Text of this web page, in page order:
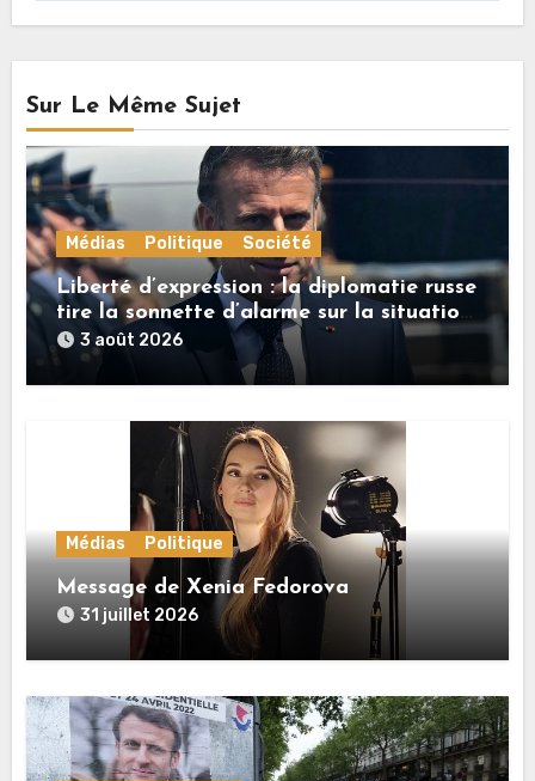
Sur Le Même Sujet
Médias Politique Société
Liberté d’expression : la diplomatie russe
tire la sonnette d’alarme sur la situation
en France
3 août 2026
Médias Politique
Message de Xenia Fedorova
31 juillet 2026